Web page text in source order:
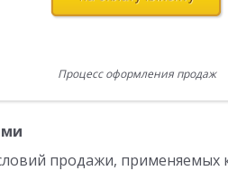
Процесс оформления продаж
продажи, применяемых